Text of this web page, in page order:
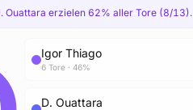
Ouattara erzielen 62% aller Tore (8/13).
Igor Thiago
6 Tore · 46%
D. Ouattara